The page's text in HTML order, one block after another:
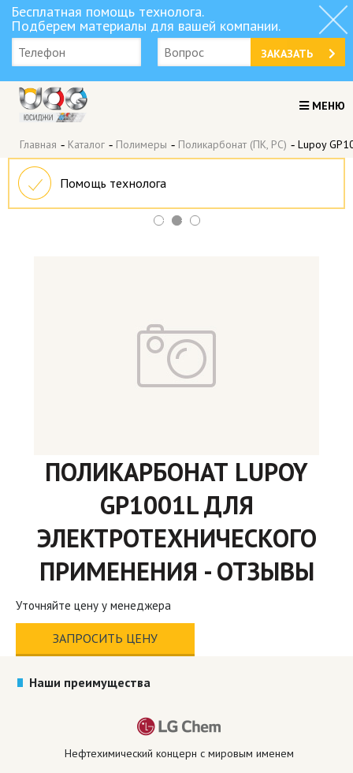
Бесплатная помощь технолога.
Подберем материалы для вашей компании.
ЗАКАЗАТЬ
МЕНЮ
Главная - Каталог - Полимеры - Поликарбонат (ПК, PC) - Lupoy
Помощь технолога
ПОЛИКАРБОНАТ LUPOY
GP1001L ДЛЯ
ЭЛЕКТРОТЕХНИЧЕСКОГО
ПРИМЕНЕНИЯ - ОТЗЫВЫ
Уточняйте цену у менеджера
ЗАПРОСИТЬ ЦЕНУ
Наши преимущества
Нефтехимический концерн с мировым именем